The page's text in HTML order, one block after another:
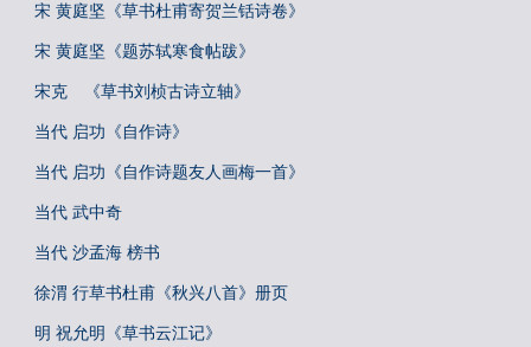
宋 黄庭坚《草书杜甫寄贺兰铦诗卷》
宋 黄庭坚《题苏轼寒食帖跋》
宋克 《草书刘桢古诗立轴》
当代 启功《自作诗》
当代 启功《自作诗题友人画梅一首》
当代 武中奇
当代 沙孟海 榜书
徐渭 行草书杜甫《秋兴八首》册页
明 祝允明《草书云江记》